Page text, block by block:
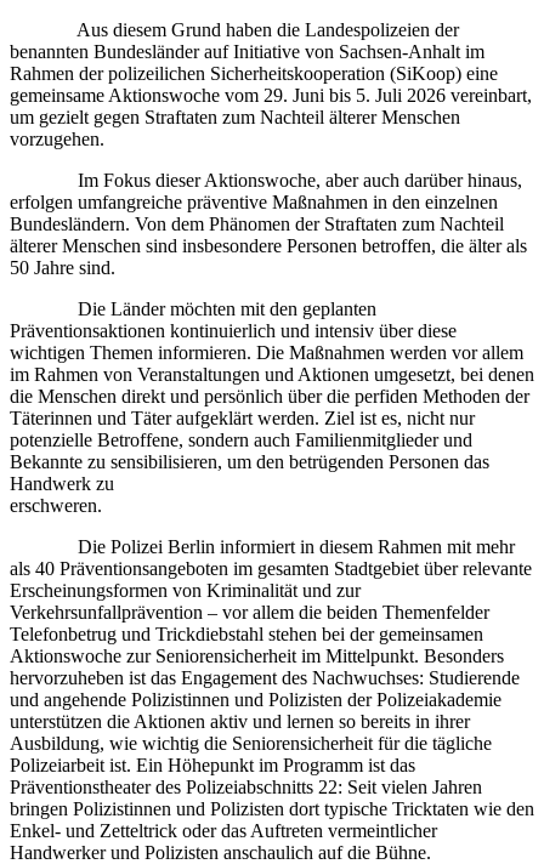
Aus diesem Grund haben die Landespolizeien der
benannten Bundesländer auf Initiative von Sachsen-Anhalt im
Rahmen der polizeilichen Sicherheitskooperation (SiKoop) eine
gemeinsame Aktionswoche vom 29. Juni bis 5. Juli 2026 vereinbart,
um gezielt gegen Straftaten zum Nachteil älterer Menschen
vorzugehen.
Im Fokus dieser Aktionswoche, aber auch darüber hinaus,
erfolgen umfangreiche präventive Maßnahmen in den einzelnen
Bundesländern. Von dem Phänomen der Straftaten zum Nachteil
älterer Menschen sind insbesondere Personen betroffen, die älter als
50 Jahre sind.
Die Länder möchten mit den geplanten
Präventionsaktionen kontinuierlich und intensiv über diese
wichtigen Themen informieren. Die Maßnahmen werden vor allem
im Rahmen von Veranstaltungen und Aktionen umgesetzt, bei denen
die Menschen direkt und persönlich über die perfiden Methoden der
Täterinnen und Täter aufgeklärt werden. Ziel ist es, nicht nur
potenzielle Betroffene, sondern auch Familienmitglieder und
Bekannte zu sensibilisieren, um den betrügenden Personen das
Handwerk zu
erschweren.
Die Polizei Berlin informiert in diesem Rahmen mit mehr
als 40 Präventionsangeboten im gesamten Stadtgebiet über relevante
Erscheinungsformen von Kriminalität und zur
Verkehrsunfallprävention – vor allem die beiden Themenfelder
Telefonbetrug und Trickdiebstahl stehen bei der gemeinsamen
Aktionswoche zur Seniorensicherheit im Mittelpunkt. Besonders
hervorzuheben ist das Engagement des Nachwuchses: Studierende
und angehende Polizistinnen und Polizisten der Polizeiakademie
unterstützen die Aktionen aktiv und lernen so bereits in ihrer
Ausbildung, wie wichtig die Seniorensicherheit für die tägliche
Polizeiarbeit ist. Ein Höhepunkt im Programm ist das
Präventionstheater des Polizeiabschnitts 22: Seit vielen Jahren
bringen Polizistinnen und Polizisten dort typische Tricktaten wie den
Enkel- und Zetteltrick oder das Auftreten vermeintlicher
Handwerker und Polizisten anschaulich auf die Bühne.